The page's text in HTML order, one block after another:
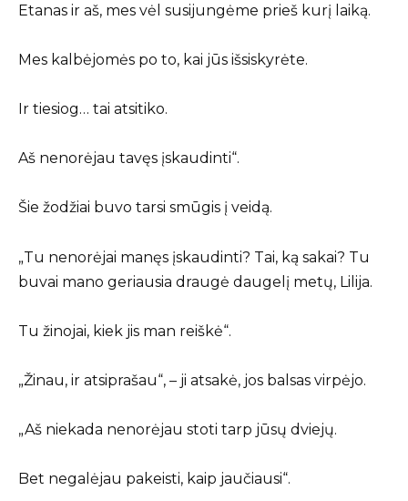
Etanas ir aš, mes vėl susijungėme prieš kurį laiką.
Mes kalbėjomės po to, kai jūs išsiskyrėte.
Ir tiesiog… tai atsitiko.
Aš nenorėjau tavęs įskaudinti“.
Šie žodžiai buvo tarsi smūgis į veidą.
„Tu nenorėjai manęs įskaudinti? Tai, ką sakai? Tu
buvai mano geriausia draugė daugelį metų, Lilija.
Tu žinojai, kiek jis man reiškė“.
„Žinau, ir atsiprašau“, – ji atsakė, jos balsas virpėjo.
„Aš niekada nenorėjau stoti tarp jūsų dviejų.
Bet negalėjau pakeisti, kaip jaučiausi“.